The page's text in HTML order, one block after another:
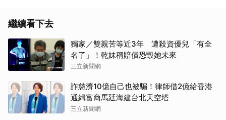
繼續看下去
獨家／雙親苦等近3年 遭殺資優兒「有全
名了」！乾妹稱賠償恐毀她未來
三立新聞網
詐慈濟10億自己也被騙！律師借2億給香港
通緝富商馬廷海建台北天空塔
三立新聞網
取消